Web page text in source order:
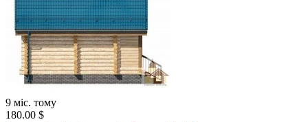
9 міс. тому
180.00 $